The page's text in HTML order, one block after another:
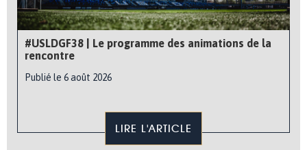
#USLDGF38 | Le programme des animations de la
rencontre
Publié le 6 août 2026
LIRE L'ARTICLE